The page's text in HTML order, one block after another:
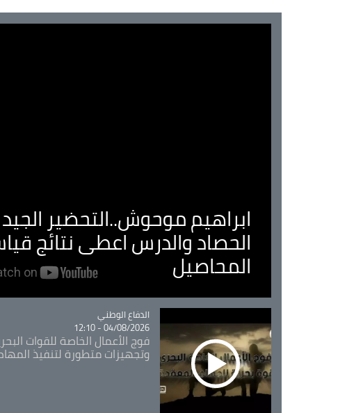
ابراهيم موحوش..التحضير
الحصاد والدرس اعطى نتائج
المحاصيل
Catégorie
الدفاع الوطني
04/08/2026 - 12:10
فوج الأعمال الخاصة للقوات
وتجهيزات متطورة لتنفيذ